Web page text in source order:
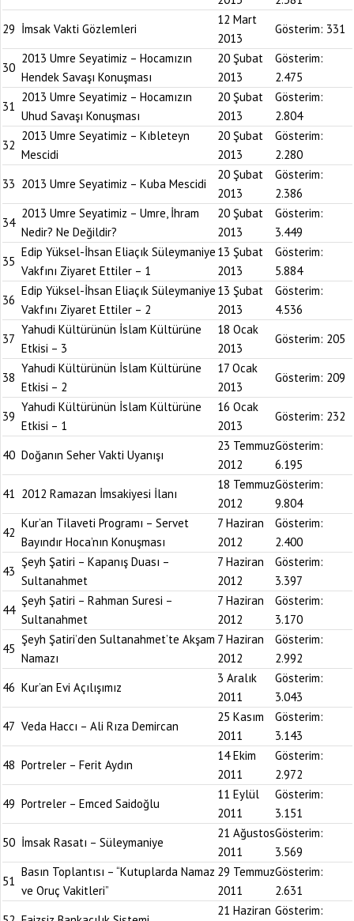
29 İmsak Vakti Gözlemleri
12 Mart
2013
Gösterim: 331
30
2013 Umre Seyatimiz – Hocamızın
Hendek Savaşı Konuşması
20 Şubat
2013
Gösterim:
2.475
31
2013 Umre Seyatimiz – Hocamızın
Uhud Savaşı Konuşması
20 Şubat
2013
Gösterim:
2.804
32
2013 Umre Seyatimiz – Kıbleteyn
Mescidi
20 Şubat
2013
Gösterim:
2.280
33 2013 Umre Seyatimiz – Kuba Mescidi
20 Şubat
2013
Gösterim:
2.386
34
2013 Umre Seyatimiz – Umre, İhram
Nedir? Ne Değildir?
20 Şubat
2013
Gösterim:
3.449
35
Edip Yüksel-İhsan Eliaçık Süleymaniye
Vakfını Ziyaret Ettiler – 1
13 Şubat
2013
Gösterim:
5.884
36
Edip Yüksel-İhsan Eliaçık Süleymaniye
Vakfını Ziyaret Ettiler – 2
13 Şubat
2013
Gösterim:
4.536
37
Yahudi Kültürünün İslam Kültürüne
Etkisi – 3
18 Ocak
2013
Gösterim: 205
38
Yahudi Kültürünün İslam Kültürüne
Etkisi – 2
17 Ocak
2013
Gösterim: 209
39
Yahudi Kültürünün İslam Kültürüne
Etkisi – 1
16 Ocak
2013
Gösterim: 232
40 Doğanın Seher Vakti Uyanışı
23 Temmuz
2012
Gösterim:
6.195
41 2012 Ramazan İmsakiyesi İlanı
18 Temmuz
2012
Gösterim:
9.804
42
Kur’an Tilaveti Programı – Servet
Bayındır Hoca’nın Konuşması
7 Haziran
2012
Gösterim:
2.400
43
Şeyh Şatiri – Kapanış Duası –
Sultanahmet
7 Haziran
2012
Gösterim:
3.397
44
Şeyh Şatiri – Rahman Suresi –
Sultanahmet
7 Haziran
2012
Gösterim:
3.170
45
Şeyh Şatiri’den Sultanahmet’te Akşam
Namazı
7 Haziran
2012
Gösterim:
2.992
46 Kur’an Evi Açılışımız
3 Aralık
2011
Gösterim:
3.043
47 Veda Haccı – Ali Rıza Demircan
25 Kasım
2011
Gösterim:
3.143
48 Portreler – Ferit Aydın
14 Ekim
2011
Gösterim:
2.972
49 Portreler – Emced Saidoğlu
11 Eylül
2011
Gösterim:
3.151
50 İmsak Rasatı – Süleymaniye
21 Ağustos
2011
Gösterim:
3.569
51
Basın Toplantısı – “Kutuplarda Namaz
ve Oruç Vakitleri”
29 Temmuz
2011
Gösterim:
2.631
21 Haziran Gösterim: